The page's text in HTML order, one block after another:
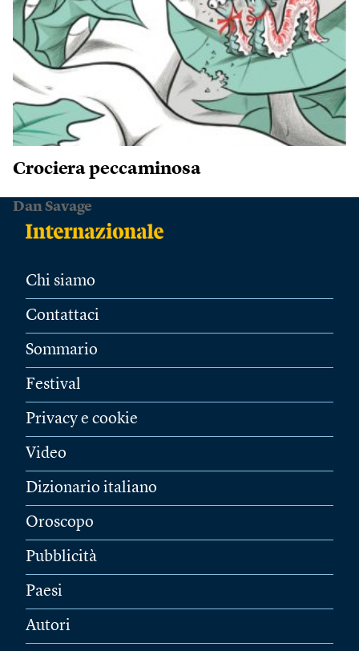
Crociera peccaminosa
Dan Savage
Chi siamo
Contattaci
Sommario
Festival
Privacy e cookie
Video
Dizionario italiano
Oroscopo
Pubblicità
Paesi
Autori